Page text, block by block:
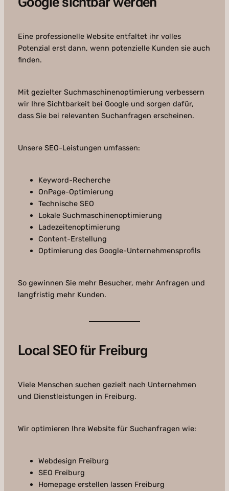
Eine professionelle Website entfaltet ihr volles
Potenzial erst dann, wenn potenzielle Kunden sie auch
finden.
Mit gezielter Suchmaschinenoptimierung verbessern
wir Ihre Sichtbarkeit bei Google und sorgen dafür,
dass Sie bei relevanten Suchanfragen erscheinen.
Unsere SEO-Leistungen umfassen:
Keyword-Recherche
OnPage-Optimierung
Technische SEO
Lokale Suchmaschinenoptimierung
Ladezeitenoptimierung
Content-Erstellung
Optimierung des Google-Unternehmensprofils
So gewinnen Sie mehr Besucher, mehr Anfragen und
langfristig mehr Kunden.
Local SEO für Freiburg
Viele Menschen suchen gezielt nach Unternehmen
und Dienstleistungen in Freiburg.
Wir optimieren Ihre Website für Suchanfragen wie:
Webdesign Freiburg
SEO Freiburg
Homepage erstellen lassen Freiburg